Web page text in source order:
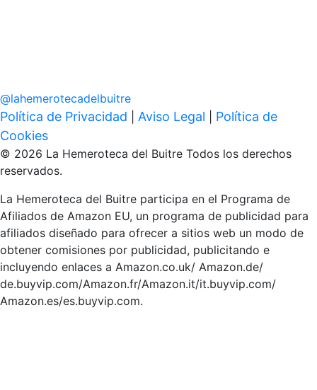
@lahemerotecadelbuitre
Política de Privacidad Aviso Legal
Política de
Cookies
© 2026 La Hemeroteca del Buitre Todos los derechos
reservados.
La Hemeroteca del Buitre participa en el Programa de
Afiliados de Amazon EU, un programa de publicidad para
afiliados diseñado para ofrecer a sitios web un modo de
obtener comisiones por publicidad, publicitando e
incluyendo enlaces a Amazon.co.uk/ Amazon.de/
de.buyvip.com/Amazon.fr/Amazon.it/it.buyvip.com/
Amazon.es/es.buyvip.com.